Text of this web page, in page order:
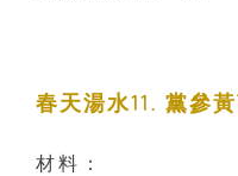
春天湯水11. 黨參
材料：